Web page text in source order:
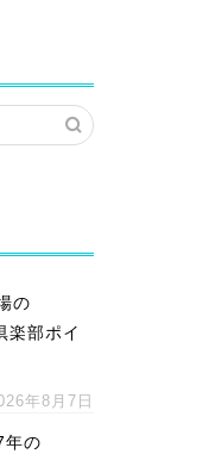
の
楽部ポイ
年8月7日
年の